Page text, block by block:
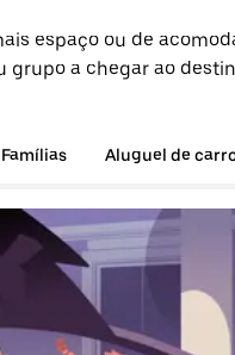
espaço ou de
grupo a chegar ao
Famílias Aluguel de